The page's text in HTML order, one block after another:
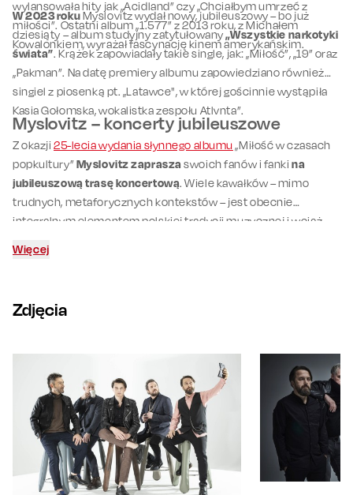
wylansowała hity jak „Acidland” czy „Chciałbym umrzeć z
miłości”. Ostatni album „1.577” z 2013 roku, z Michałem
Kowalonkiem, wyrażał fascynację kinem amerykańskim.
W 2023 rokuMyslovitz wydał nowy, jubileuszowy – bo już
dziesiąty – album studyjny zatytułowany„Wszystkie narkotyki
świata”. Krążek zapowiadały takie single, jak: „Miłość”, „19” oraz
„Pakman”. Na datę premiery albumu zapowiedziano również
singiel z piosenką pt. „Latawce", w której gościnnie wystąpiła
Kasia Gołomska, wokalistka zespołu Atlvnta”.
Myslovitz – koncerty jubileuszowe
Z okazji25-lecia wydania słynnego albumu„Miłość w czasach
popkultury”Myslovitz zapraszaswoich fanów i fankina
jubileuszową trasę koncertową. Wiele kawałków – mimo
trudnych, metaforycznych kontekstów – jest obecnie
integralnym elementem polskiej tradycji muzycznej i wciąż
przypomnieć sobie największych hitów zespołów zawartych
Więcej
Zdjęcia